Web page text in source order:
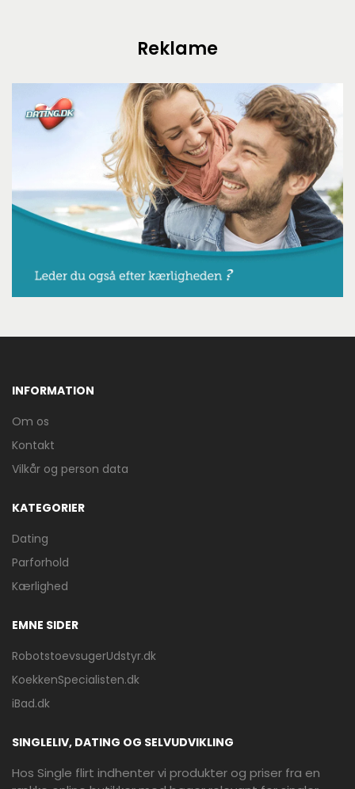
Reklame
INFORMATION
Om os
Kontakt
Vilkår og person data
KATEGORIER
Dating
Parforhold
Kærlighed
EMNE SIDER
RobotstoevsugerUdstyr.dk
KoekkenSpecialisten.dk
iBad.dk
SINGLELIV, DATING OG SELVUDVIKLING
Hos Single flirt indhenter vi produkter og priser fra en